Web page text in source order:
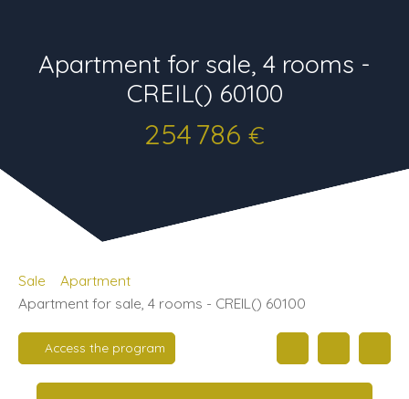
Apartment for sale, 4 rooms -
CREIL() 60100
254 786 €
Sale
Apartment
Apartment for sale, 4 rooms - CREIL() 60100
Access the program